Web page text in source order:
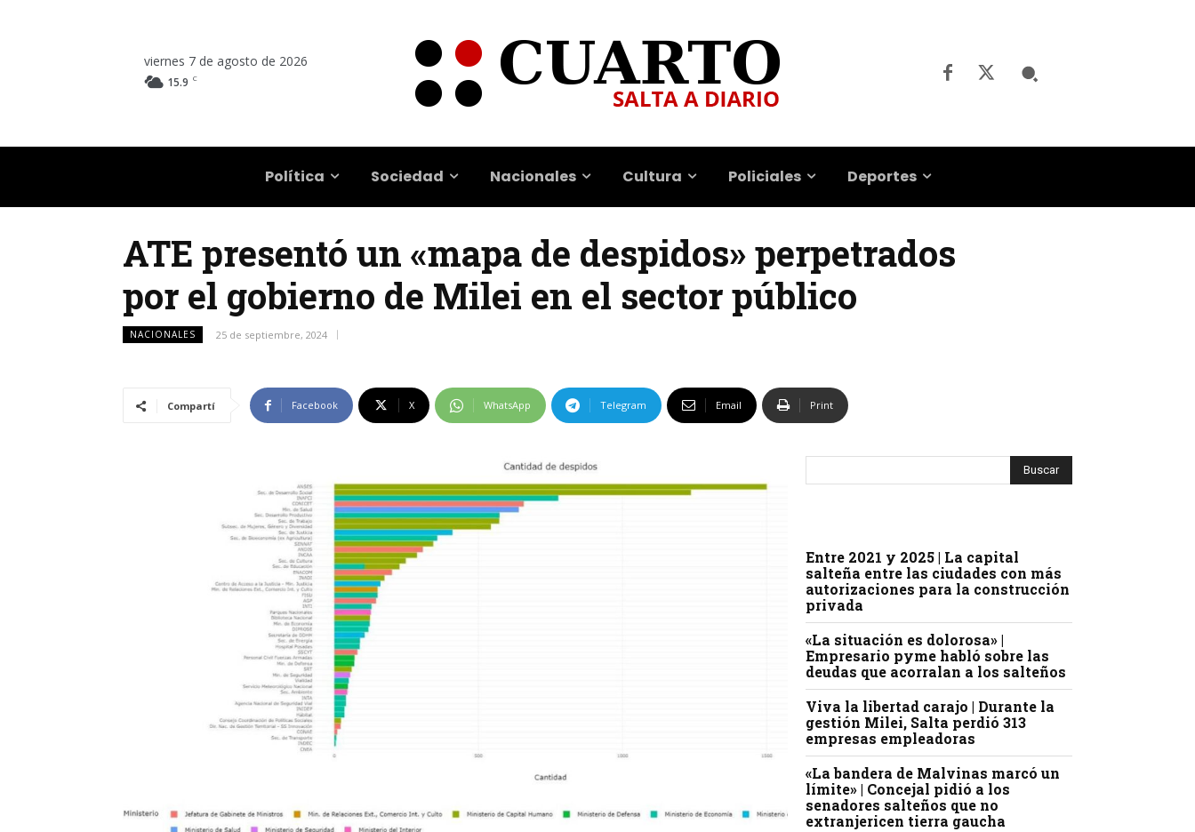
viernes 7 de agosto de 2026
15.9 C
Política Sociedad Nacionales Cultura Policiales Deportes
ATE presentó un «mapa de despidos» perpetrados
por el gobierno de Milei en el sector público
NACIONALES 25 de septiembre, 2024
Compartí Facebook X WhatsApp Telegram Email Print
Entre 2021 y 2025 | La capital
salteña entre las ciudades con más
autorizaciones para la construcción
privada
«La situación es dolorosa» |
Empresario pyme habló sobre las
deudas que acorralan a los salteños
Viva la libertad carajo | Durante la
gestión Milei, Salta perdió 313
empresas empleadoras
«La bandera de Malvinas marcó un
límite» | Concejal pidió a los
senadores salteños que no
extranjericen tierra gaucha